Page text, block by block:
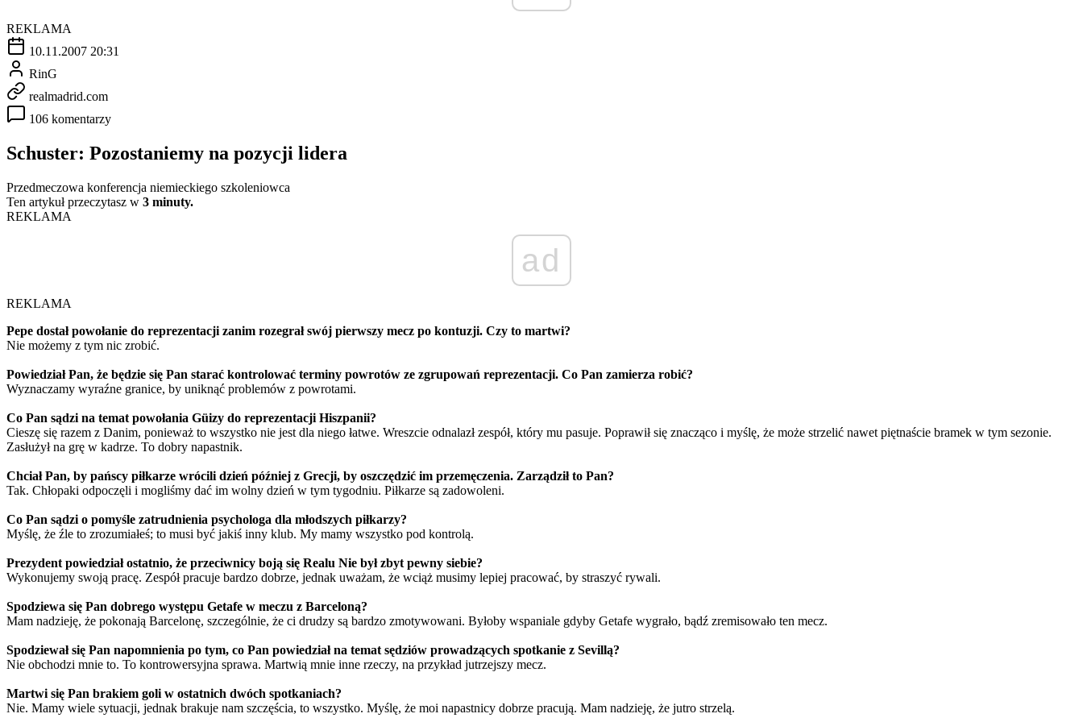
REKLAMA
10.11.2007 20:31
RinG
realmadrid.com
106 komentarzy
Schuster: Pozostaniemy na pozycji lidera
Przedmeczowa konferencja niemieckiego szkoleniowca
Ten artykuł przeczytasz w 3 minuty.
REKLAMA
ad
REKLAMA
Pepe dostał powołanie do reprezentacji zanim rozegrał swój pierwszy mecz po kontuzji. Czy to martwi?
Nie możemy z tym nic zrobić.
Powiedział Pan, że będzie się Pan starać kontrolować terminy powrotów ze zgrupowań reprezentacji. Co Pan zamierza robić?
Wyznaczamy wyraźne granice, by uniknąć problemów z powrotami.
Co Pan sądzi na temat powołania Güizy do reprezentacji Hiszpanii?
Cieszę się razem z Danim, ponieważ to wszystko nie jest dla niego łatwe. Wreszcie odnalazł zespół, który mu pasuje. Poprawił się znacząco i myślę, że może strzelić nawet piętnaście bramek w tym sezonie.
Zasłużył na grę w kadrze. To dobry napastnik.
Chciał Pan, by pańscy piłkarze wrócili dzień później z Grecji, by oszczędzić im przemęczenia. Zarządził to Pan?
Tak. Chłopaki odpoczęli i mogliśmy dać im wolny dzień w tym tygodniu. Piłkarze są zadowoleni.
Co Pan sądzi o pomyśle zatrudnienia psychologa dla młodszych piłkarzy?
Myślę, że źle to zrozumiałeś; to musi być jakiś inny klub. My mamy wszystko pod kontrolą.
Prezydent powiedział ostatnio, że przeciwnicy boją się Realu Nie był zbyt pewny siebie?
Wykonujemy swoją pracę. Zespół pracuje bardzo dobrze, jednak uważam, że wciąż musimy lepiej pracować, by straszyć rywali.
Spodziewa się Pan dobrego występu Getafe w meczu z Barceloną?
Mam nadzieję, że pokonają Barcelonę, szczególnie, że ci drudzy są bardzo zmotywowani. Byłoby wspaniale gdyby Getafe wygrało, bądź zremisowało ten mecz.
Spodziewał się Pan napomnienia po tym, co Pan powiedział na temat sędziów prowadzących spotkanie z Sevillą?
Nie obchodzi mnie to. To kontrowersyjna sprawa. Martwią mnie inne rzeczy, na przykład jutrzejszy mecz.
Martwi się Pan brakiem goli w ostatnich dwóch spotkaniach?
Nie. Mamy wiele sytuacji, jednak brakuje nam szczęścia, to wszystko. Myślę, że moi napastnicy dobrze pracują. Mam nadzieję, że jutro strzelą.